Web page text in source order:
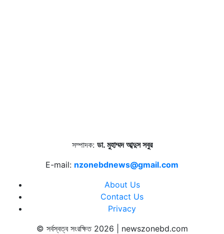
সম্পাদক: ডা. মুহাম্মদ আব্দুস সবুর
E-mail: nzonebdnews@gmail.com
About Us
Contact Us
Privacy
© সর্বস্বত্ব সংরক্ষিত 2026 | newszonebd.com